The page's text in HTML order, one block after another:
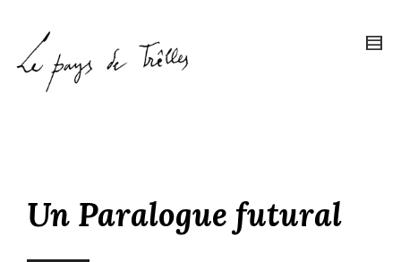
Un Paralogue futural